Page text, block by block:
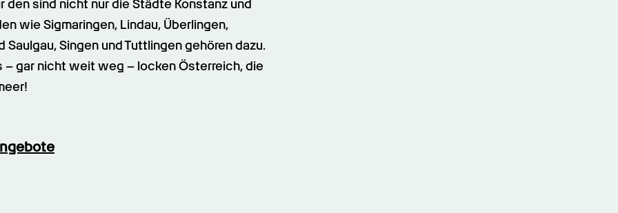
sind nicht nur die Städte Konstanz und
wie Sigmaringen, Lindau, Überlingen,
Singen und Tuttlingen gehören dazu.
– gar nicht weit weg – locken Österreich, die